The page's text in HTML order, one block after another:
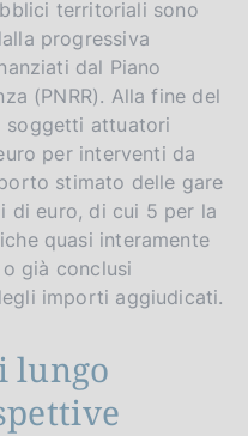
territoriali sono
progressiva
dal Piano
(PNRR). Alla fine del
soggetti attuatori
per interventi da
stimato delle gare
di euro, di cui 5 per la
quasi interamente
già conclusi
importi aggiudicati.
lungo